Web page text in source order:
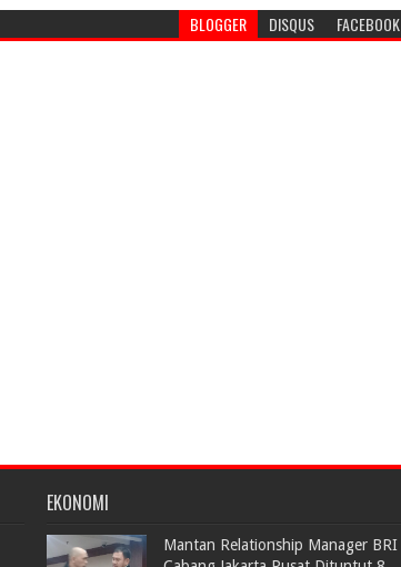
BLOGGER DISQUS FACEBOOK
EKONOMI
Mantan Relationship Manager BRI